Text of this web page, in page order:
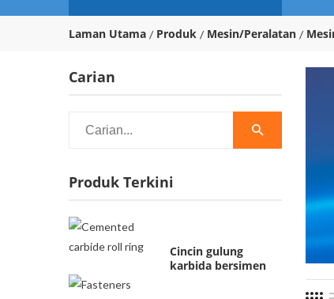
Laman Utama Produk Mesin/Peralatan
Carian
Produk Terkini
Cincin gulung
karbida bersimen